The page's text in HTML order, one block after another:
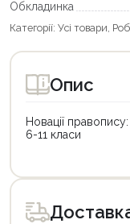
Обкладинка
Категорії: Усі товари,
Опис
Новації
6-11 класи
товар
для
покупки